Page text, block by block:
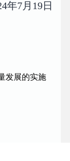
年7月19日
发展的实施